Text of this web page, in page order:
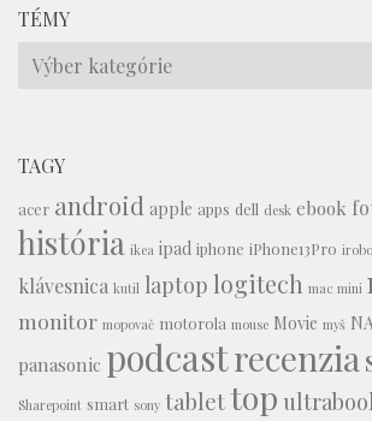
TÉMY
Témy
TAGY
acer android apple apps dell desk ebook
história ikea ipad iphone iPhone13Pro
klávesnica kutil laptop logitech mac mini
monitor mopovač motorola mouse Movie myš
panasonic podcastrecenzia
Sharepoint smart sony tablettop